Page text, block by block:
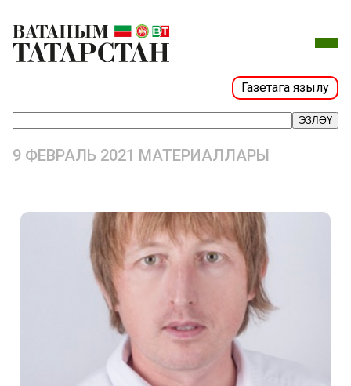
Газетага язылу
ЭЗЛӘҮ
9 ФЕВРАЛЬ 2021 МАТЕРИАЛЛАРЫ